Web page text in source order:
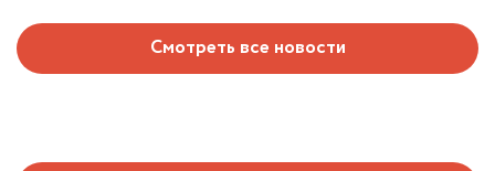
Смотреть все новости